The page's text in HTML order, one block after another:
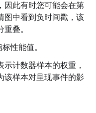
因此有时您可能会在第
图中看到负时间戳，该
叠。
性能值。
计数器样本的权重，
该样本对呈现事件的影